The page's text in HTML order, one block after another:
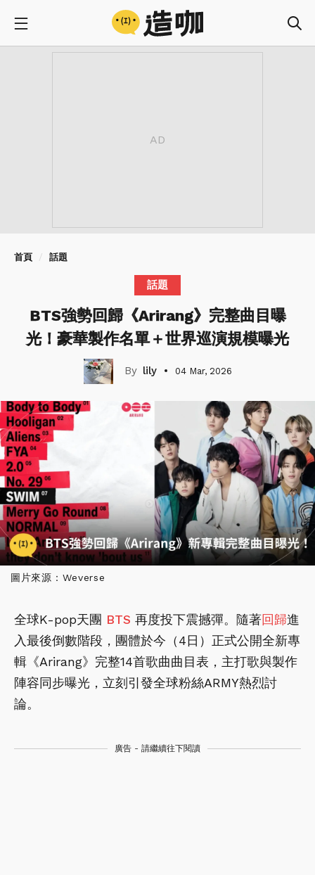
首頁 話題
話題
BTS強勢回歸《Arirang》完整曲目曝
光！豪華製作名單＋世界巡演規模曝光
lily 04 Mar, 2026
圖片來源：Weverse
全球K-pop天團 BTS 再度投下震撼彈。隨著回歸進
入最後倒數階段，團體於今（4日）正式公開全新專
輯《Arirang》完整14首歌曲曲目表，主打歌與製作
陣容同步曝光，立刻引發全球粉絲ARMY熱烈討
論。
廣告 - 請繼續往下閱讀